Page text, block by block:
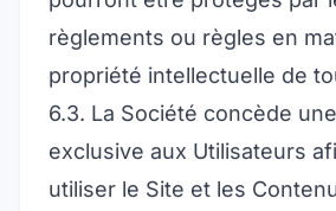
règlements ou règles en
propriété intellectuelle de
6.3. La Société concède
exclusive aux Utilisateurs
utiliser le Site et les